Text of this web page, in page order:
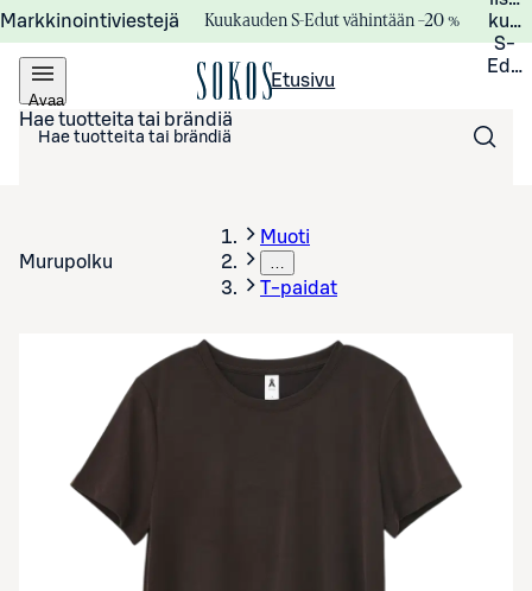
Markkinointiviestejä Kuukauden S-Edut vähintään –20 %
S-
Avaa
valikko
Etusivu
Hae tuotteita tai brändiä
Murupolku
Muoti
…
T-paidat